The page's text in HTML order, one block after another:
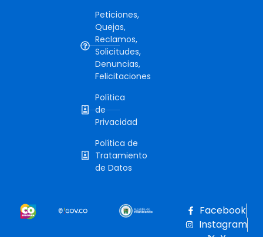
Peticiones,
Quejas,
Reclamos,
Solicitudes,
Denuncias,
Felicitaciones
Política
de
Privacidad
Política de
Tratamiento
de Datos
Facebook
Instagram